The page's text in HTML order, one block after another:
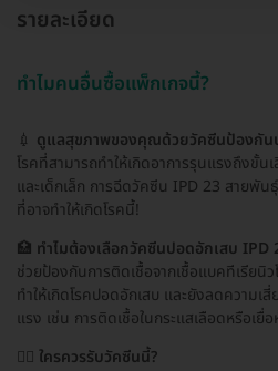
รายละเอียด
ทำไมคนอื่นซื้อแพ็กเกจนี้?
💉 ดูแลสุขภาพของคุณด้วยวัคซีนป้องกัน
โรคที่สามารถทำให้เกิดอาการรุนแรงถึงขั้น
และเด็กเล็ก การฉีดวัคซีน IPD 23 สายพัน
ที่อาจทำให้เกิดโรคนี้!
🏥 ทำไมต้องเลือกวัคซีนปอดอักเสบ IPD
ช่วยป้องกันการติดเชื้อจากเชื้อแบคทีเรียนิ
ทำให้เกิดโรคปอดอักเสบ และยังลดความเ
แรง เช่น การติดเชื้อในกระแสเลือดหรือเยื่
🧑‍⚕️ ใครควรรับวัคซีนนี้?